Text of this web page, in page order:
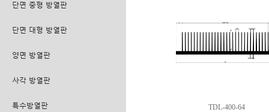
단면 중형 방열판
단면 대형 방열판
양면 방열판
사각 방열판
특수방열판
TDL-400-64